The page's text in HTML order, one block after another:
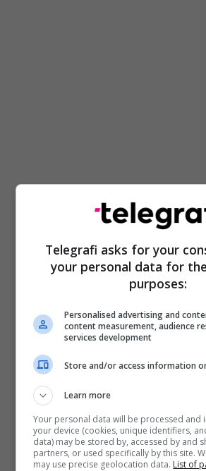
Gjilani Lokale Komuna E Kamenicës
Kamenica
Telegrafi asks for your
your personal data for
purposes:
Personalised advertising and
content measurement, audience
services development
Store and/or access information
Learn more
Your personal data will be processed and
your device (cookies, unique identifiers,
data) may be stored by, accessed by and
partners, or used specifically by this site.
may use precise geolocation data. List of